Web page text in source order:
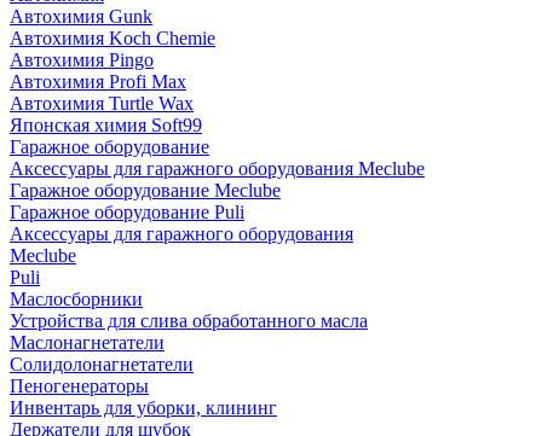
Автохимия Gunk
Автохимия Koch Chemie
Автохимия Pingo
Автохимия Profi Max
Автохимия Turtle Wax
Японская химия Soft99
Гаражное оборудование
Аксессуары для гаражного оборудования Meclube
Гаражное оборудование Meclube
Гаражное оборудование Puli
Аксессуары для гаражного оборудования
Meclube
Puli
Маслосборники
Устройства для слива обработанного масла
Маслонагнетатели
Солидолонагнетатели
Пеногенераторы
Инвентарь для уборки, клининг
Держатели для шубок